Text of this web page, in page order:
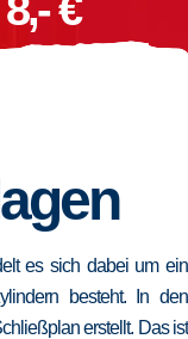
es sich dabei um ein
besteht. In den
erstellt. Das ist